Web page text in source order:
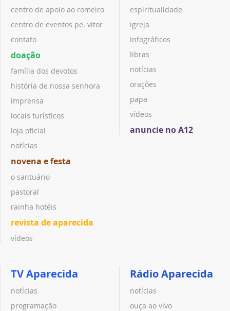
centro de apoio ao romeiro
centro de eventos pe. vitor
contato
doação
família dos devotos
história de nossa senhora
imprensa
locais turísticos
loja oficial
notícias
novena e festa
o santuário
pastoral
rainha hotéis
revista de aparecida
vídeos
espiritualidade
igreja
infográficos
libras
notícias
orações
papa
vídeos
anuncie no A12
TV Aparecida
notícias
programação
Rádio Aparecida
notícias
ouça ao vivo